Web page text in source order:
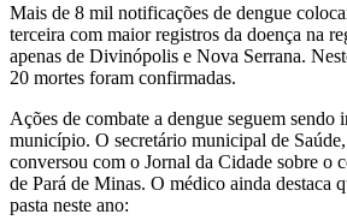
Mais de 8 mil notificações de dengue
terceira com maior registros da doença na
apenas de Divinópolis e Nova Serrana.
20 mortes foram confirmadas.
Ações de combate a dengue seguem sendo
município. O secretário municipal de
conversou com o Jornal da Cidade sobre o
de Pará de Minas. O médico ainda destaca
pasta neste ano: